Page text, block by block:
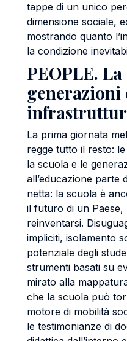
tappe di un unico
dimensione sociale,
mostrando quanto
la condizione
PEOPLE.
generazioni
La prima giornata
regge tutto il resto:
la scuola e le
all’educazione parte
netta: la scuola è
il futuro di un Paese,
reinventarsi.
impliciti, isolamento
potenziale degli
strumenti basati su
mirato alla
che la scuola può
motore di mobilità
le testimonianze di